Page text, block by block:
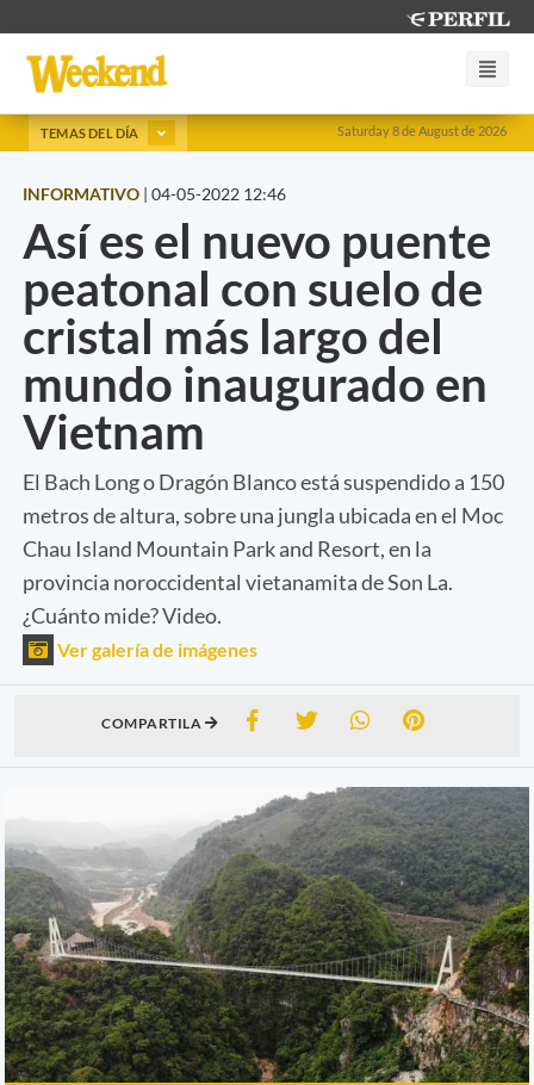
Saturday 8 de August de 2026
TEMAS DEL DÍA
INFORMATIVO | 04-05-2022 12:46
Así es el nuevo puente
peatonal con suelo de
cristal más largo del
mundo inaugurado en
Vietnam
El Bach Long o Dragón Blanco está suspendido a 150
metros de altura, sobre una jungla ubicada en el Moc
Chau Island Mountain Park and Resort, en la
provincia noroccidental vietanamita de Son La.
¿Cuánto mide? Video.
Ver galería de imágenes
COMPARTILA